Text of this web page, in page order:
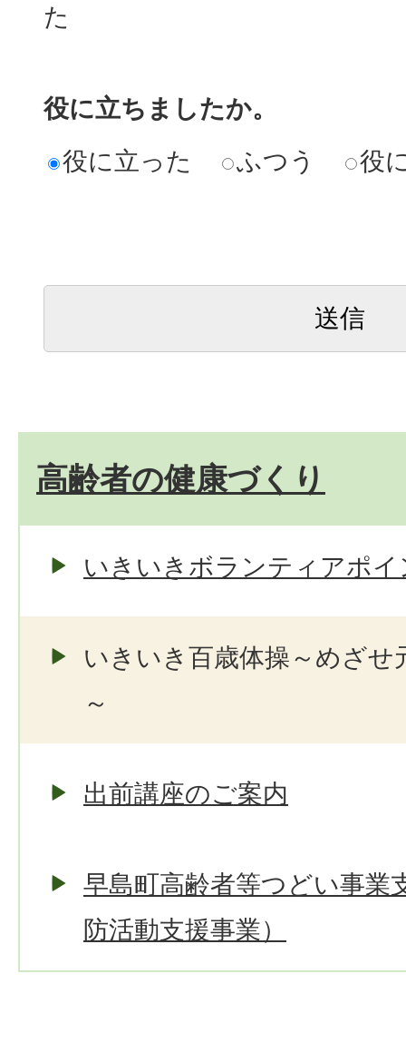
た
役に立ちましたか。
役に立った
ふつう 役
高齢者の健康づくり
いきいきボランティアポイ
いきいき百歳体操～めざせ
～
出前講座のご案内
早島町高齢者等つどい事業
防活動支援事業）